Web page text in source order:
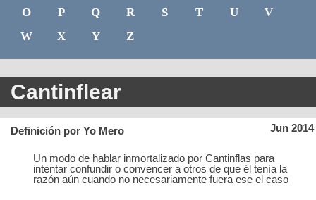
O
P Q R S T U
V
W
X Y Z
Cantinflear
Jun 2014
Definición por Yo Mero
Un modo de hablar inmortalizado por Cantinflas para
intentar confundir o convencer a otros de que él tenía la
razón aún cuando no necesariamente fuera ese el caso